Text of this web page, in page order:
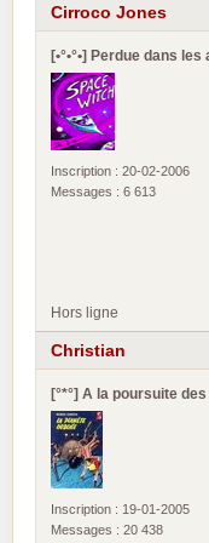
Cirroco Jones
[•°•°•] Perdue dans
Inscription : 20-02-2006
Messages : 6 613
Hors ligne
Christian
[°*°] A la poursuite
Inscription : 19-01-2005
Messages : 20 438